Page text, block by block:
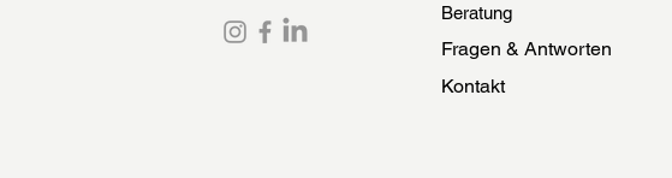
Beratung
Fragen & Antworten
Kontakt